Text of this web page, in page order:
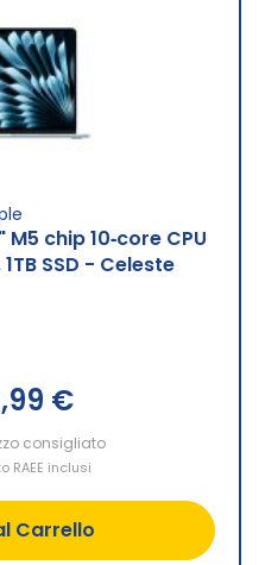
chip 10‑core CPU
1TB SSD - Celeste
€
consigliato
RAEE inclusi
Carrello